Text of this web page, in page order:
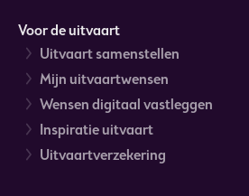
Voor de uitvaart
Uitvaart samenstellen
Mijn uitvaartwensen
Wensen digitaal vastleggen
Inspiratie uitvaart
Uitvaartverzekering